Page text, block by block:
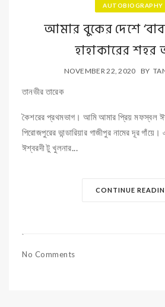
AUTOBIOGRAPHY
আমার বুকের দেশে
হাহাকারের
NOVEMBER 22, 2020 BY
তানভীর তারেক
কৈশরের প্রথমভাগ। আমি আমার প্রিয় মফস্বল
পিরোজপুরের ভান্ডারিয়ার গাজীপুর নামের দূর
ঈশ্বরদী টু খুলনার...
CONTINUE
No Comments